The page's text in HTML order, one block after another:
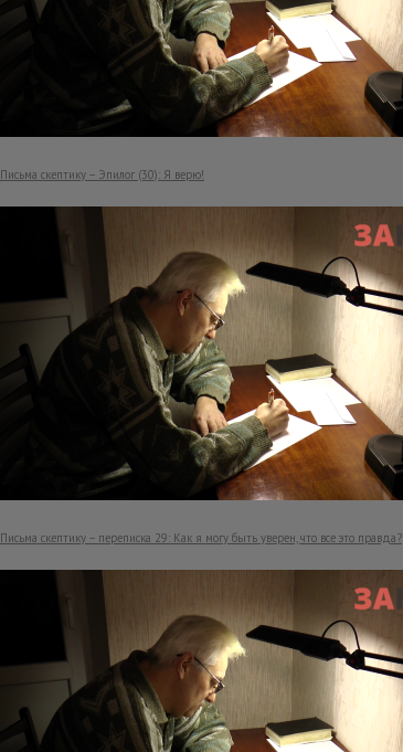
Письма скептику – Эпилог (30): Я верю!
Письма скептику – переписка 29: Как я могу быть уверен, что все это правда?